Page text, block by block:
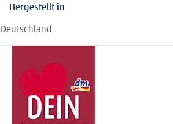
Hergestellt in
Deutschland